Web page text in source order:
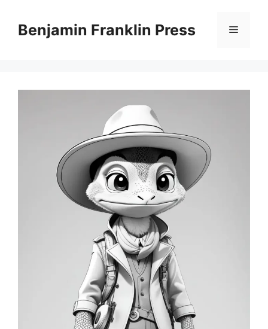
contentBenjamin Franklin Press Menu